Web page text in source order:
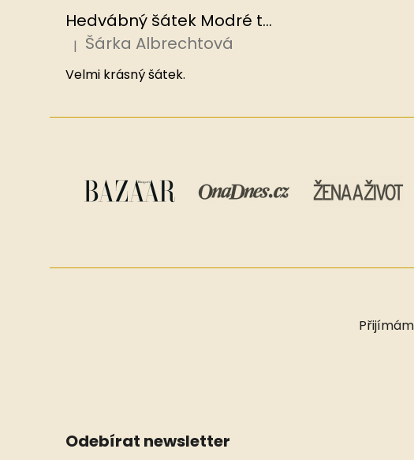
Hedvábný šátek Modré tajemství 70x70 cm v dárkovém balení, HEDVÁBNÝ SVĚT
Hodnocení produktu je 5 z 5 hvězdiček.
| Šárka Albrechtová
Velmi krásný šátek.
Odebírat newsletter